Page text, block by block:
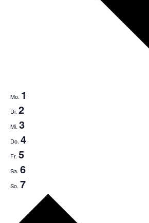
Mo. 1
Di. 2
Mi. 3
Do. 4
Fr. 5
Sa. 6
So. 7